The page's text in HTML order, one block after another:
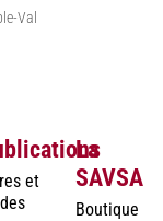
Val
et
La
SAVSA
Boutique